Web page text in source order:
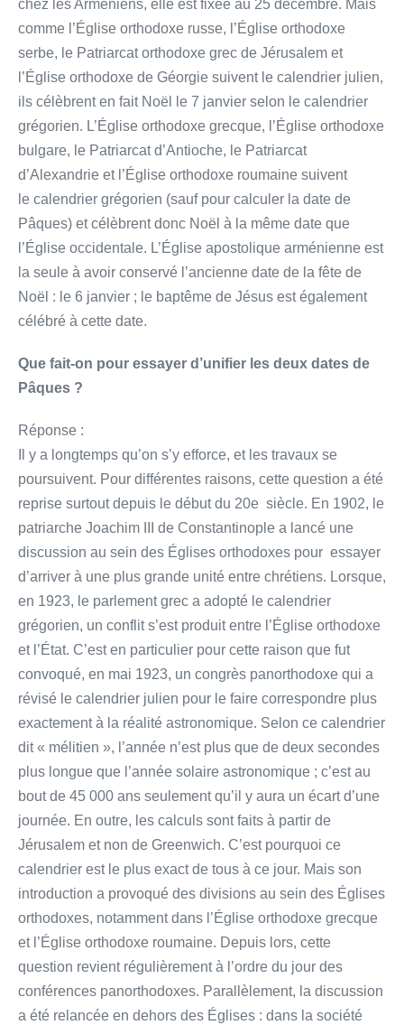
chez les Arméniens, elle est fixée au 25 décembre. Mais
comme l’Église orthodoxe russe, l’Église orthodoxe
serbe, le Patriarcat orthodoxe grec de Jérusalem et
l’Église orthodoxe de Géorgie suivent le calendrier julien,
ils célèbrent en fait Noël le 7 janvier selon le calendrier
grégorien. L’Église orthodoxe grecque, l’Église orthodoxe
bulgare, le Patriarcat d’Antioche, le Patriarcat
d’Alexandrie et l’Église orthodoxe roumaine suivent
le calendrier grégorien (sauf pour calculer la date de
Pâques) et célèbrent donc Noël à la même date que
l’Église occidentale. L’Église apostolique arménienne est
la seule à avoir conservé l’ancienne date de la fête de
Noël : le 6 janvier ; le baptême de Jésus est également
célébré à cette date.
Que fait-on pour essayer d’unifier les deux dates de
Pâques ?
Réponse :
Il y a longtemps qu’on s’y efforce, et les travaux se
poursuivent. Pour différentes raisons, cette question a été
reprise surtout depuis le début du 20e siècle. En 1902, le
patriarche Joachim III de Constantinople a lancé une
discussion au sein des Églises orthodoxes pour essayer
d’arriver à une plus grande unité entre chrétiens. Lorsque,
en 1923, le parlement grec a adopté le calendrier
grégorien, un conflit s’est produit entre l’Église orthodoxe
et l’État. C’est en particulier pour cette raison que fut
convoqué, en mai 1923, un congrès panorthodoxe qui a
révisé le calendrier julien pour le faire correspondre plus
exactement à la réalité astronomique. Selon ce calendrier
dit « mélitien », l’année n’est plus que de deux secondes
plus longue que l’année solaire astronomique ; c’est au
bout de 45 000 ans seulement qu’il y aura un écart d’une
journée. En outre, les calculs sont faits à partir de
Jérusalem et non de Greenwich. C’est pourquoi ce
calendrier est le plus exact de tous à ce jour. Mais son
introduction a provoqué des divisions au sein des Églises
orthodoxes, notamment dans l’Église orthodoxe grecque
et l’Église orthodoxe roumaine. Depuis lors, cette
question revient régulièrement à l’ordre du jour des
conférences panorthodoxes. Parallèlement, la discussion
a été relancée en dehors des Églises : dans la société